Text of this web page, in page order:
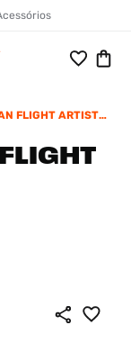
FLIGHT ARTIST